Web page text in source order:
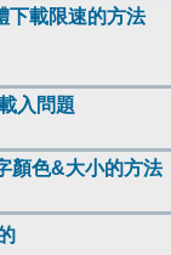
下載限速的方法
入問題
顏色&大小的方法